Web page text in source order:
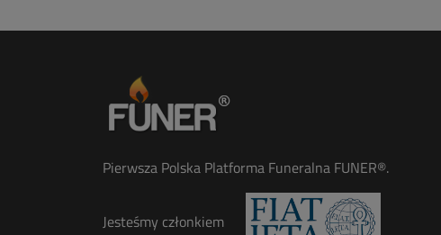
Pierwsza Polska Platforma Funeralna FUNER®.
Jesteśmy członkiem